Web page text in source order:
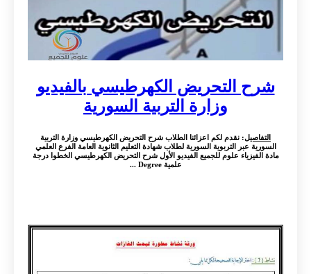
شرح التحريض الكهرطيسي بالفيديو
وزارة التربية السورية
التفاصيل: نقدم لكم اعزائنا الطلاب شرح التحريض الكهرطيسي وزارة التربية
السورية عبر التربوية السورية لطلاب شهادة التعليم الثانوية العامة الفرع العلمي
مادة الفيزياء علوم للجميع الفيديو الأول شرح التحريض الكهرطيسي الخطوا درجة
علمية Degree ...